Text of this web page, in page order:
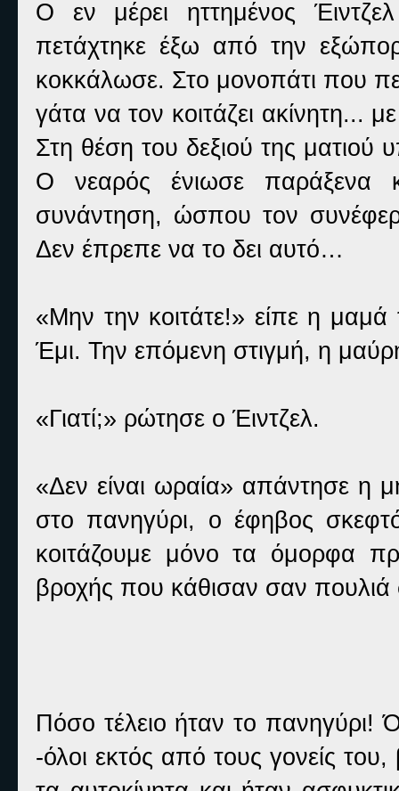
Ο εν μέρει ηττημένος
πετάχτηκε έξω από την
κοκκάλωσε. Στο μονοπάτι που
γάτα να τον κοιτάζει ακίνητη...
Στη θέση του δεξιού της
Ο νεαρός ένιωσε παράξενα
συνάντηση, ώσπου τον
Δεν έπρεπε να το δει αυτό…
«Μην την κοιτάτε!» είπε η
Έμι. Την επόμενη στιγμή, η
«Γιατί;» ρώτησε ο Έιντζελ.
«Δεν είναι ωραία» απάντησε η
στο πανηγύρι, ο έφηβος
κοιτάζουμε μόνο τα όμορφα
βροχής που κάθισαν σαν
Πόσο τέλειο ήταν το πανηγύρι!
-όλοι εκτός από τους γονείς του,